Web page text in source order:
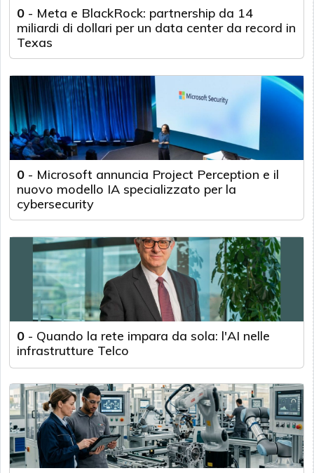
0 - Meta e BlackRock: partnership da 14
miliardi di dollari per un data center da record in
Texas
0 - Microsoft annuncia Project Perception e il
nuovo modello IA specializzato per la
cybersecurity
0 - Quando la rete impara da sola: l'AI nelle
infrastrutture Telco